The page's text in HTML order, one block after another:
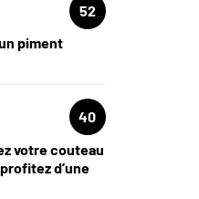
52
piment
40
votre couteau
d’une